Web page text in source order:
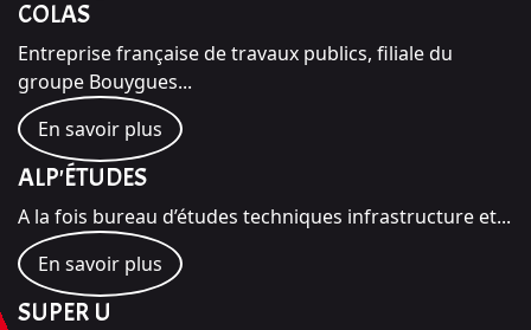
COLAS
Entreprise française de travaux publics, filiale du
groupe Bouygues...
En savoir plus
ALP'ÉTUDES
A la fois bureau d’études techniques infrastructure et...
En savoir plus
SUPER U